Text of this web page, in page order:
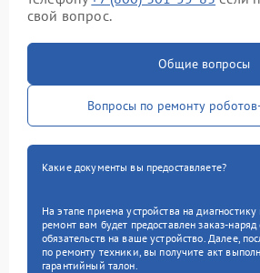
свой вопрос.
Общие вопросы
Вопросы по ремонту
Какие документы вы предоставляете?
На этапе приема устройства на
ремонт вам будет предоставлен заказ-
обязательств на ваше устройство. Далее,
по ремонту техники, вы получите акт
гарантийный талон.